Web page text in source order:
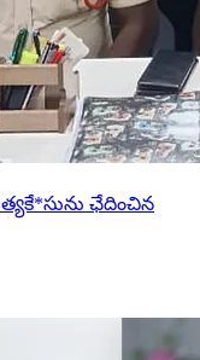
ఛేదించిన